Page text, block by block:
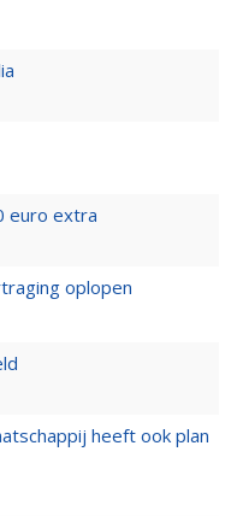
euro extra
oplopen
heeft ook plan